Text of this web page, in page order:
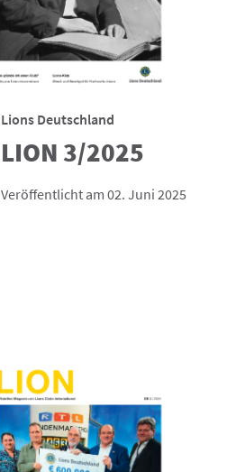
Lions Deutschland
LION 3/2025
Veröffentlicht am 02. Juni 2025